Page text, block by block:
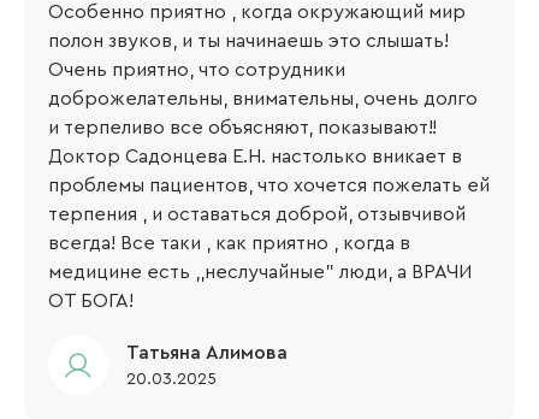
Особенно приятно , когда окружающий мир
полон звуков, и ты начинаешь это слышать!
Очень приятно, что сотрудники
доброжелательны, внимательны, очень долго
и терпеливо все объясняют, показывают!!
Доктор Садонцева Е.Н. настолько вникает в
проблемы пациентов, что хочется пожелать ей
терпения , и оставаться доброй, отзывчивой
всегда! Все таки , как приятно , когда в
медицине есть ,,неслучайные" люди, а ВРАЧИ
ОТ БОГА!
Татьяна Алимова
20.03.2025